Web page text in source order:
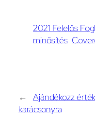
2021 Felelős
minősítés
← Ajándékozz
karácsonyra